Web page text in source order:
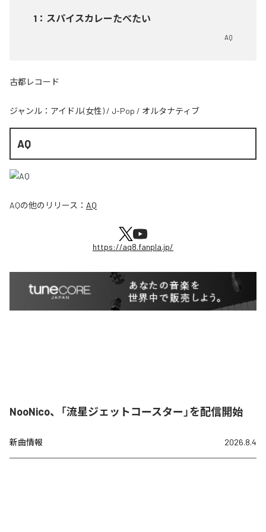
1 ： スパイスカレーたべたい
AQ
古都レコード
ジャンル： アイドル(女性) / J-Pop / オルタナティブ
AQ
AQの他のリリース： AQ
https://aq8.fanpla.jp/
NooNico、「流星ジェットコースター」を配信開始
新曲情報 2026.8.4